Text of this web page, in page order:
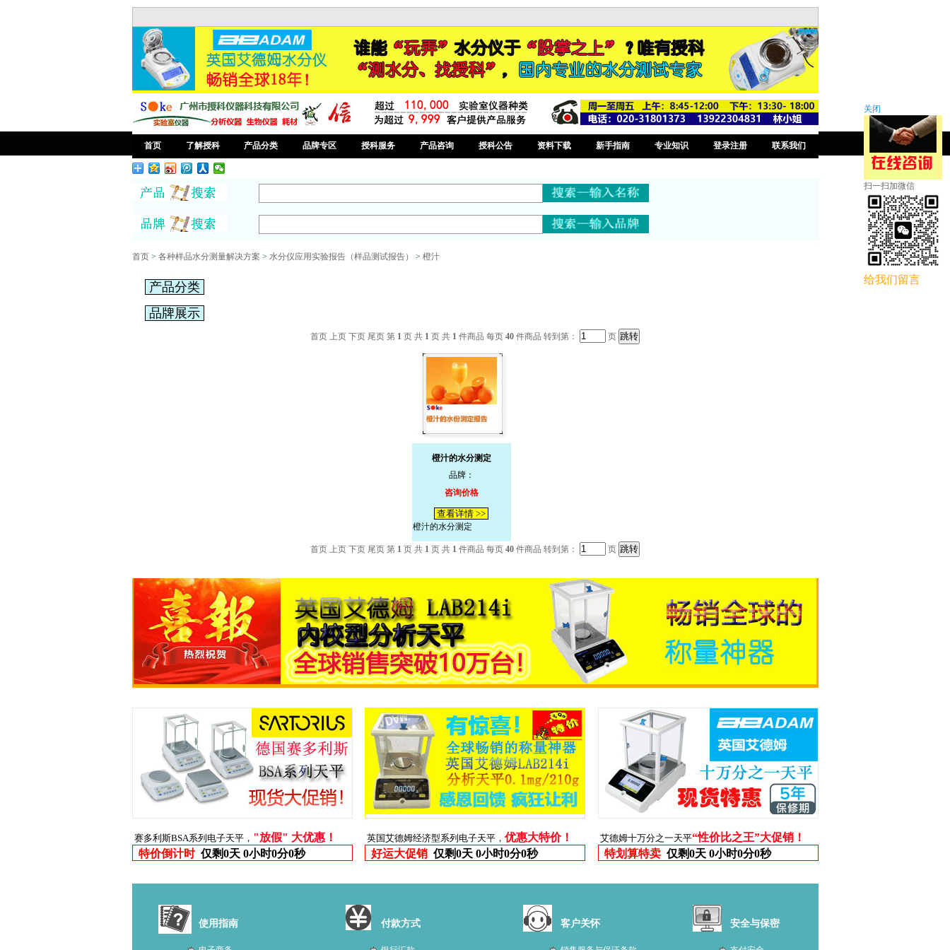
首页 了解授科 产品分类 品牌专区 授科服务 产品咨询 授科公告 资料下载 新手指南 专业知识 登录注册 联系我们
首页> 各种样品水分测量解决方案 > 水分仪应用实验报告（样品测试报告） > 橙汁
产品分类
品牌展示
首页 上页 下页 尾页 第 1 页 共 1 页 共 1 件商品 每页 40 件商品 转到第： 页
橙汁的水分测定
品牌：
咨询价格
查看详情 >>
橙汁的水分测定
首页 上页 下页 尾页 第 1 页 共 1 页 共 1 件商品 每页 40 件商品 转到第： 页
赛多利斯BSA系列电子天平， "放假" 大优惠！
特价倒计时 仅剩0天 0小时0分0秒
英国艾德姆经济型系列电子天平， 优惠大特价！
好运大促销 仅剩0天 0小时0分0秒
艾德姆十万分之一天平“性价比之王”大促销！
特划算特卖 仅剩0天 0小时0分0秒
关闭
扫一扫加微信
给我们留言
使用指南 付款方式 客户关怀 安全与保密